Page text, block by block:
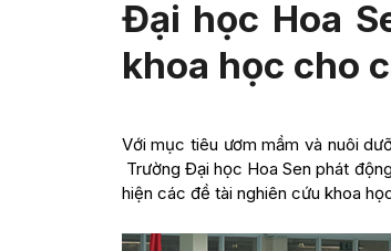
Đại học Hoa
khoa học cho
Với mục tiêu ươm mầm và nuôi
Trường Đại học Hoa Sen phát
hiện các đề tài nghiên cứu khoa